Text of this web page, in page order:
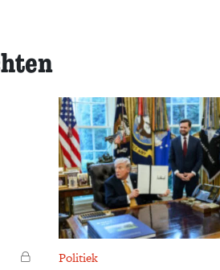
Voor ledenPolitiek